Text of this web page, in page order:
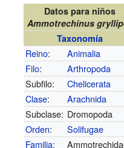
Datos para niños
Ammotrechinus
Taxonomía
Reino:
Animalia
Filo:
Arthropoda
Subfilo:
Chelicerata
Clase:
Arachnida
Subclase: Dromopoda
Orden:
Solifugae
Familia: